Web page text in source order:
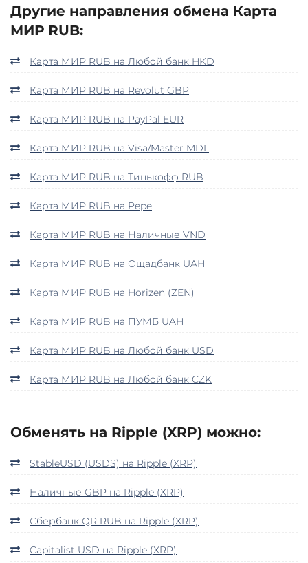
Другие направления обмена Карта
МИР RUB:
Карта МИР RUB на Любой банк HKD
Карта МИР RUB на Revolut GBP
Карта МИР RUB на PayPal EUR
Карта МИР RUB на Visa/Master MDL
Карта МИР RUB на Тинькофф RUB
Карта МИР RUB на Pepe
Карта МИР RUB на Наличные VND
Карта МИР RUB на Ощадбанк UAH
Карта МИР RUB на Horizen (ZEN)
Карта МИР RUB на ПУМБ UAH
Карта МИР RUB на Любой банк USD
Карта МИР RUB на Любой банк CZK
Обменять на Ripple (XRP) можно:
StableUSD (USDS) на Ripple (XRP)
Наличные GBP на Ripple (XRP)
Сбербанк QR RUB на Ripple (XRP)
Capitalist USD на Ripple (XRP)